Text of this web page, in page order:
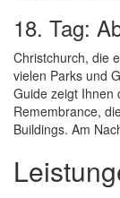
18. Tag:
Christchurch, die
vielen Parks und
Guide zeigt Ihnen
Remembrance,
Buildings. Am